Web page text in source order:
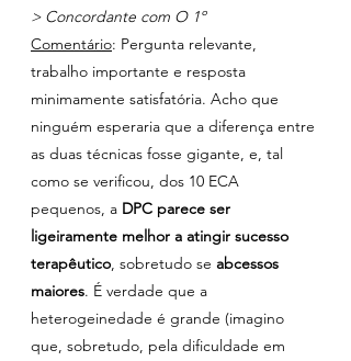
> Concordante com O 1º
Comentário: Pergunta relevante,
trabalho importante e resposta
minimamente satisfatória. Acho que
ninguém esperaria que a diferença entre
as duas técnicas fosse gigante, e, tal
como se verificou, dos 10 ECA
pequenos, a DPC parece ser
ligeiramente melhor a atingir sucesso
terapêutico, sobretudo se abcessos
maiores. É verdade que a
heterogeinedade é grande (imagino
que, sobretudo, pela dificuldade em